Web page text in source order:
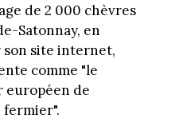
de 2 000 chèvres
Satonnay, en
son site internet,
comme "le
de
fermier".